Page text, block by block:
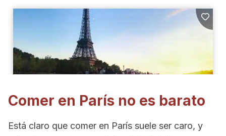
Comer en París no es barato
Está claro que comer en París suele ser caro, y